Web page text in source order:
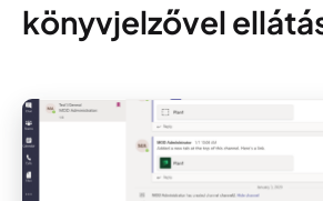
könyvjelzővel